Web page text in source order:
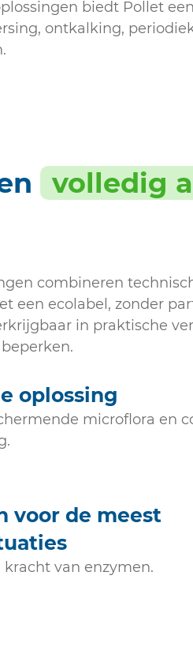
biedt Pollet
ontkalking,
volledig
combineren
een ecolabel, zonder
in praktische
oplossing
microflora en
voor de meest
van enzymen.